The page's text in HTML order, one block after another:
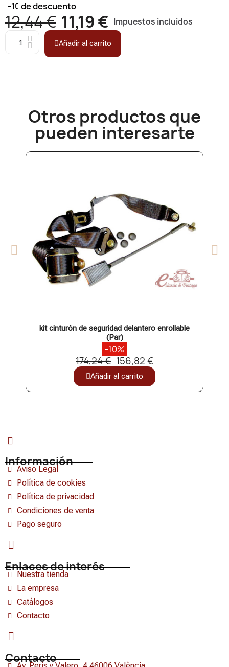
-10%de descuento
12,44 € 11,19 € Impuestos incluidos
Añadir al carrito
Otros productos que
pueden interesarte​
kit cinturón de seguridad delantero enrollable
(Par)
-10%
174,24 € 156,82 €
Añadir al carrito
Información
Aviso Legal
Política de cookies
Política de privacidad
Condiciones de venta
Pago seguro
Enlaces de interés
Nuestra tienda
La empresa
Catálogos
Contacto
Contacto